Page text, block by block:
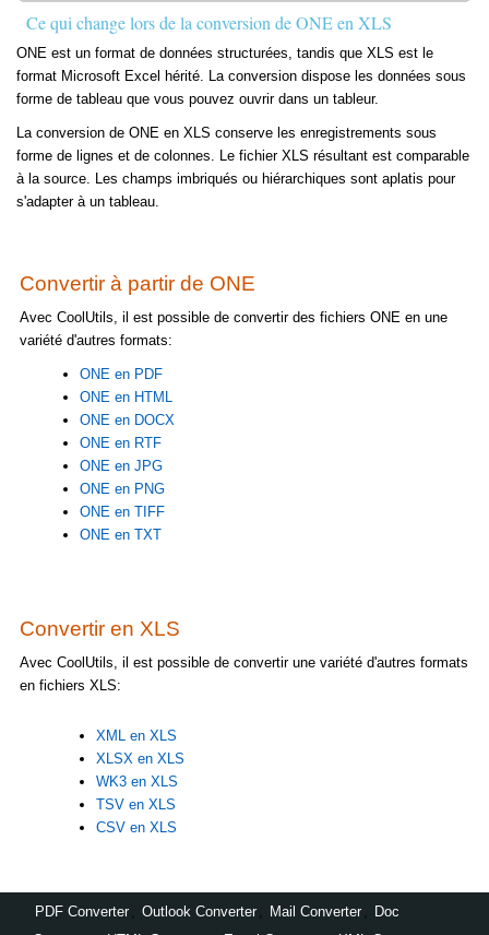
Ce qui change lors de la conversion de ONE en XLS
ONE est un format de données structurées, tandis que XLS est le
format Microsoft Excel hérité. La conversion dispose les données sous
forme de tableau que vous pouvez ouvrir dans un tableur.
La conversion de ONE en XLS conserve les enregistrements sous
forme de lignes et de colonnes. Le fichier XLS résultant est comparable
à la source. Les champs imbriqués ou hiérarchiques sont aplatis pour
s'adapter à un tableau.
Convertir à partir de ONE
Avec CoolUtils, il est possible de convertir des fichiers ONE en une
variété d'autres formats:
ONE en PDF
ONE en HTML
ONE en DOCX
ONE en RTF
ONE en JPG
ONE en PNG
ONE en TIFF
ONE en TXT
Convertir en XLS
Avec CoolUtils, il est possible de convertir une variété d'autres formats
en fichiers XLS:
XML en XLS
XLSX en XLS
WK3 en XLS
TSV en XLS
CSV en XLS
PDF Converter Outlook Converter Mail Converter
Doc